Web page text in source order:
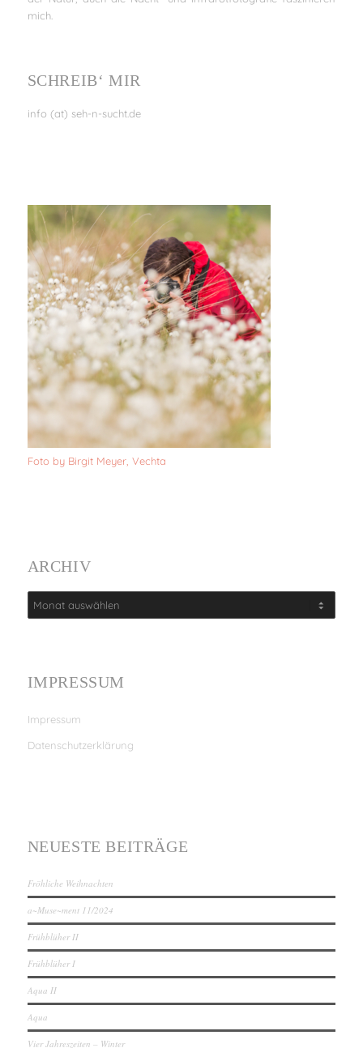
mich.
SCHREIB‘ MIR
info (at) seh-n-sucht.de
Foto by Birgit Meyer, Vechta
ARCHIV
IMPRESSUM
Impressum
Datenschutzerklärung
NEUESTE BEITRÄGE
Fröhliche Weihnachten
a~Muse~ment 11/2024
Frühblüher II
Frühblüher I
Aqua II
Aqua
Vier Jahreszeiten – Winter